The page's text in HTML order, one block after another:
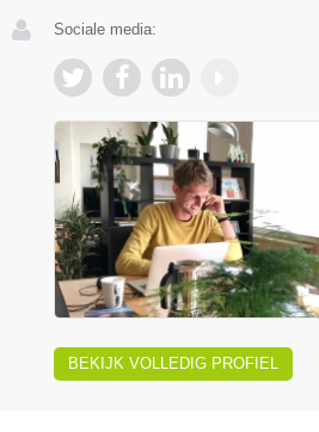
Sociale media:
BEKIJK VOLLEDIG PROFIEL